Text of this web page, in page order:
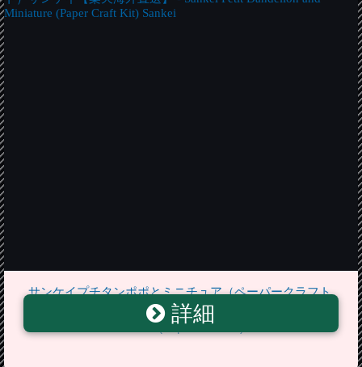
サンケイプチタンポポとミニチュア（ペーパークラフト
キット）サンケイ【楽天海外直送】 - Sankei Petit
Dandelion and Miniature (Paper Craft Kit) Sankei
詳細